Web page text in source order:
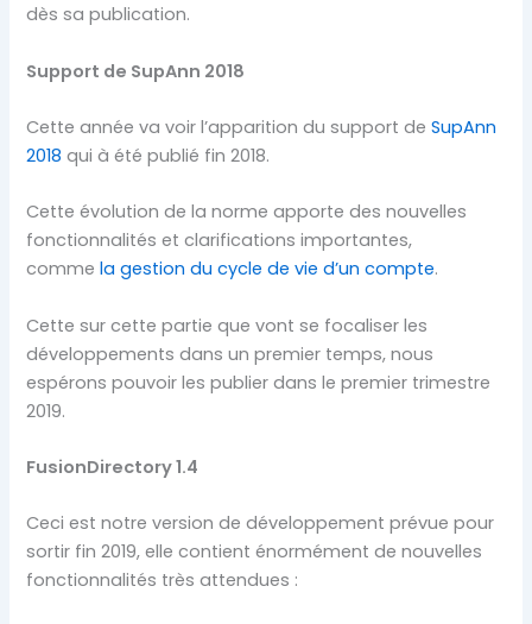
dès sa publication.
Support de SupAnn 2018
Cette année va voir l’apparition du support deSupAnn
2018 qui à été publié fin 2018.
Cette évolution de la norme apporte des nouvelles
fonctionnalités et clarifications importantes,
commela gestion du cycle de vie d’un compte.
Cette sur cette partie que vont se focaliser les
développements dans un premier temps, nous
espérons pouvoir les publier dans le premier trimestre
2019.
FusionDirectory 1.4
Ceci est notre version de développement prévue pour
sortir fin 2019, elle contient énormément de nouvelles
fonctionnalités très attendues :